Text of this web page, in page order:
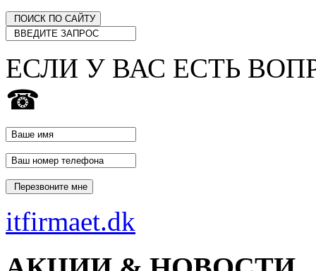
ЕСЛИ У ВАС ЕСТЬ
☎
itfirmaet.dk